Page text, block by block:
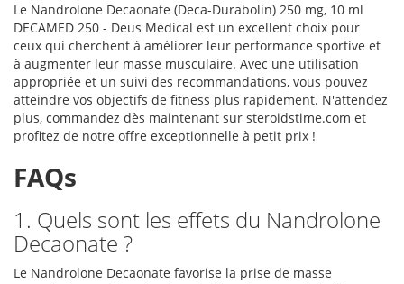
Le Nandrolone Decaonate (Deca-Durabolin) 250 mg, 10 ml
DECAMED 250 - Deus Medical est un excellent choix pour
ceux qui cherchent à améliorer leur performance sportive et
à augmenter leur masse musculaire. Avec une utilisation
appropriée et un suivi des recommandations, vous pouvez
atteindre vos objectifs de fitness plus rapidement. N'attendez
plus, commandez dès maintenant sur steroidstime.com et
profitez de notre offre exceptionnelle à petit prix !
FAQs
1. Quels sont les effets du Nandrolone
Decaonate ?
Le Nandrolone Decaonate favorise la prise de masse